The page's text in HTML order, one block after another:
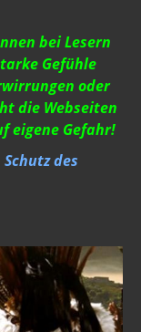
bei Lesern
Gefühle
oder
die Webseiten
eigene Gefahr!
des